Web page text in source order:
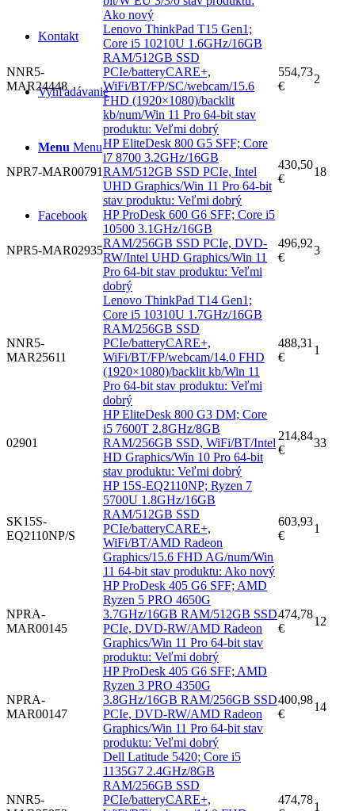
Kontakt
Vyhľadávanie
Menu Menu
Facebook
Ako nový
NNR5-
MAR24448
Lenovo ThinkPad T15 Gen1;
Core i5 10210U 1.6GHz/16GB
RAM/512GB SSD
PCIe/batteryCARE+,
WiFi/BT/FP/SC/webcam/15.6
FHD (1920×1080)/backlit
kb/num/Win 11 Pro 64-bit stav
produktu: Veľmi dobrý
554,73
€
2
NPR7-MAR00791
HP EliteDesk 800 G5 SFF; Core
i7 8700 3.2GHz/16GB
RAM/512GB SSD PCIe, Intel
UHD Graphics/Win 11 Pro 64-bit
stav produktu: Veľmi dobrý
430,50
€
18
NPR5-MAR02935
HP ProDesk 600 G6 SFF; Core i5
10500 3.1GHz/16GB
RAM/256GB SSD PCIe, DVD-
RW/Intel UHD Graphics/Win 11
Pro 64-bit stav produktu: Veľmi
dobrý
496,92
€
3
NNR5-
MAR25611
Lenovo ThinkPad T14 Gen1;
Core i5 10310U 1.7GHz/16GB
RAM/256GB SSD
PCIe/batteryCARE+,
WiFi/BT/FP/webcam/14.0 FHD
(1920×1080)/backlit kb/Win 11
Pro 64-bit stav produktu: Veľmi
dobrý
488,31
€
1
02901
HP EliteDesk 800 G3 DM; Core
i5 7600T 2.8GHz/8GB
RAM/256GB SSD, WiFi/BT/Intel
HD Graphics/Win 10 Pro 64-bit
stav produktu: Veľmi dobrý
214,84
€
33
SK15S-
EQ2110NP/S
HP 15S-EQ2110NP; Ryzen 7
5700U 1.8GHz/16GB
RAM/512GB SSD
PCIe/batteryCARE+,
WiFi/BT/AMD Radeon
Graphics/15.6 FHD AG/num/Win
11 64-bit stav produktu: Ako nový
603,93
€
1
NPRA-
MAR00145
HP ProDesk 405 G6 SFF; AMD
Ryzen 5 PRO 4650G
3.7GHz/16GB RAM/512GB SSD
PCIe, DVD-RW/AMD Radeon
Graphics/Win 11 Pro 64-bit stav
produktu: Veľmi dobrý
474,78
€
12
NPRA-
MAR00147
HP ProDesk 405 G6 SFF; AMD
Ryzen 3 PRO 4350G
3.8GHz/16GB RAM/256GB SSD
PCIe, DVD-RW/AMD Radeon
Graphics/Win 11 Pro 64-bit stav
produktu: Veľmi dobrý
400,98
€
14
NNR5-
Dell Latitude 5420; Core i5
1135G7 2.4GHz/8GB
RAM/256GB SSD
PCIe/batteryCARE+,
474,78
1